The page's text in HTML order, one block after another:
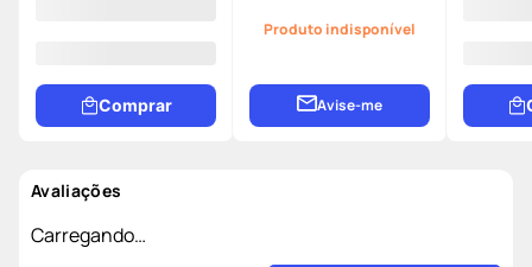
Comprar
Produto indisponível
Avise-me
Avaliações
Carregando…